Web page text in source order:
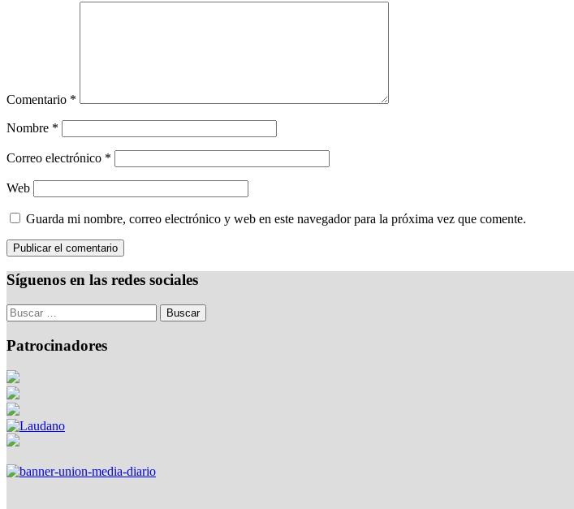
Comentario *
Nombre *
Correo electrónico *
Web
Guarda mi nombre, correo electrónico y web en este navegador para la próxima vez que comente.
Síguenos en las redes sociales
Patrocinadores